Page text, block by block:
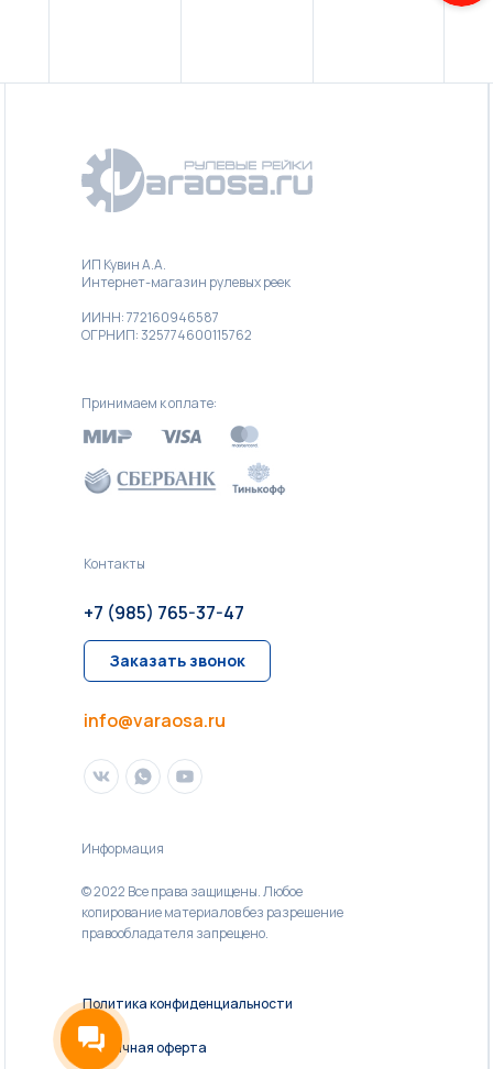
Принимаем к оплате:
Контакты
ИП Кувин А.А.
Интернет-магазин рулевых реек
ИИНН: 772160946587
ОГРНИП: 325774600115762
© 2022 Все права защищены. Любое
копирование материалов без разрешение
правообладателя запрещено.
Информация
info@varaosa.ru
+7 (985) 765-37-47
Заказать звонок
Политика конфиденциальности
Публичная оферта